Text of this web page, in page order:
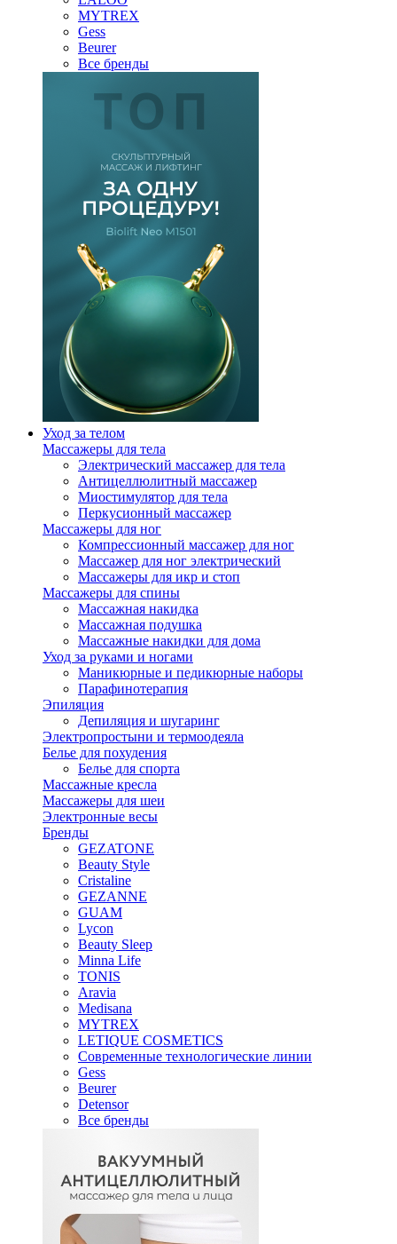
MYTREX
Gess
Beurer
Все бренды
Уход за телом
Массажеры для тела
Электрический массажер для тела
Антицеллюлитный массажер
Миостимулятор для тела
Перкусионный массажер
Массажеры для ног
Компрессионный массажер для ног
Массажер для ног электрический
Массажеры для икр и стоп
Массажеры для спины
Массажная накидка
Массажная подушка
Массажные накидки для дома
Уход за руками и ногами
Маникюрные и педикюрные наборы
Парафинотерапия
Эпиляция
Депиляция и шугаринг
Электропростыни и термоодеяла
Белье для похудения
Белье для спорта
Массажные кресла
Массажеры для шеи
Электронные весы
Бренды
GEZATONE
Beauty Style
Cristaline
GEZANNE
GUAM
Lycon
Beauty Sleep
Minna Life
TONIS
Aravia
Medisana
MYTREX
LETIQUE COSMETICS
Современные технологические линии
Gess
Beurer
Detensor
Все бренды